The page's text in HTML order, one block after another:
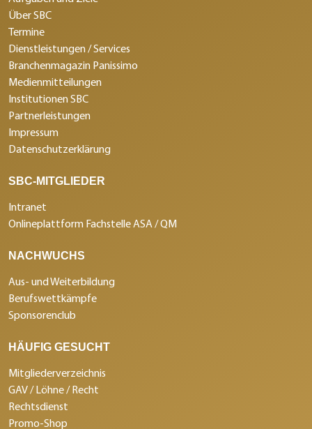
Über SBC
Termine
Dienstleistungen / Services
Branchenmagazin Panissimo
Medienmitteilungen
Institutionen SBC
Partnerleistungen
Impressum
Datenschutzerklärung
SBC-MITGLIEDER
Intranet
Onlineplattform Fachstelle ASA / QM
NACHWUCHS
Aus- und Weiterbildung
Berufswettkämpfe
Sponsorenclub
HÄUFIG GESUCHT
Mitgliederverzeichnis
GAV / Löhne / Recht
Rechtsdienst
Promo-Shop